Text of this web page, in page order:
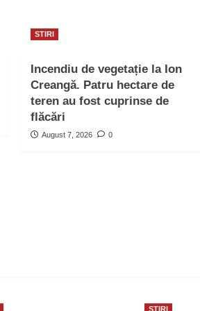
STIRI
Incendiu de vegetație la Ion
Creangă. Patru hectare de
teren au fost cuprinse de
flăcări
August 7, 2026 0
STIRI